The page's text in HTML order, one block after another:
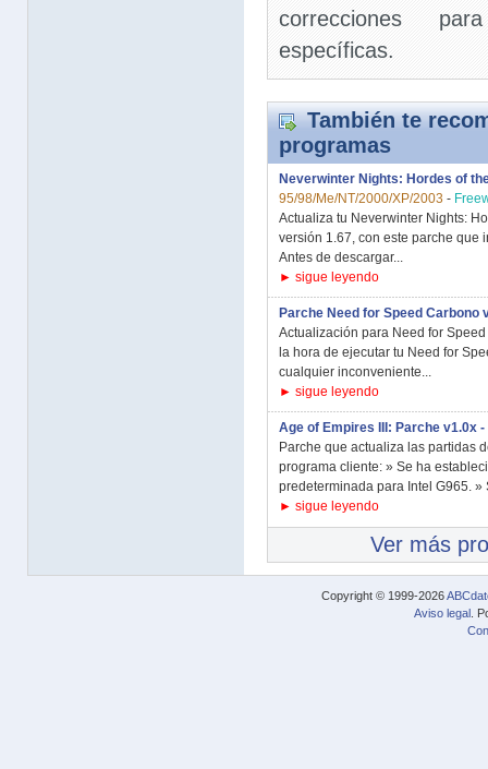
correcciones
específicas.
También te
programas
Neverwinter Nights: Hordes of
95/98/Me/NT/2000/XP/2003 -
Actualiza tu Neverwinter Nights:
versión 1.67, con este parche que
Antes de descargar...
► sigue leyendo
Parche Need for Speed Carbono
Actualización para Need for
la hora de ejecutar tu Need for
cualquier inconveniente...
► sigue leyendo
Age of Empires III: Parche v1.0x -
Parche que actualiza las partidas
programa cliente: » Se ha
predeterminada para Intel G965. »
► sigue leyendo
Ver más
Copyright © 1999-2026
Aviso legal .